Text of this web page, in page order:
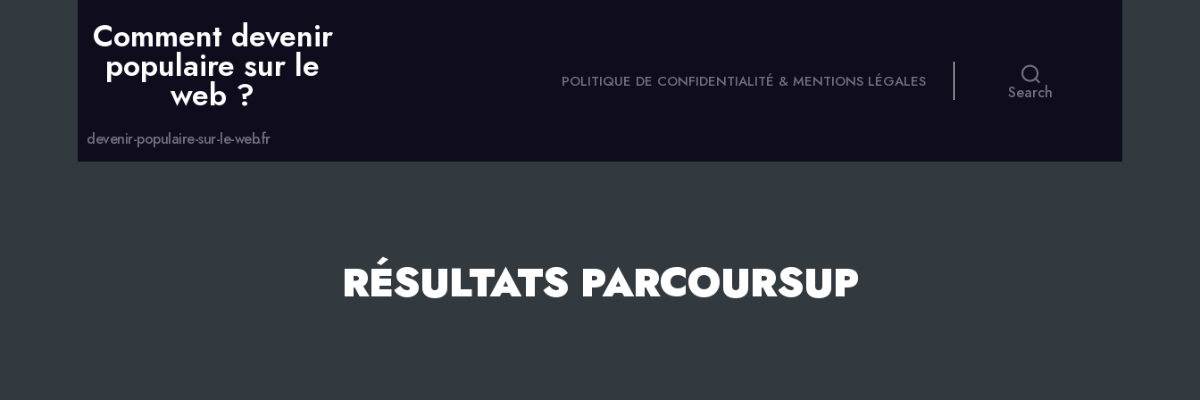
Comment devenir
populaire sur le
web ?
devenir-populaire-sur-le-web.fr
POLITIQUE DE CONFIDENTIALITÉ & MENTIONS LÉGALES
Search
RÉSULTATS PARCOURSUP